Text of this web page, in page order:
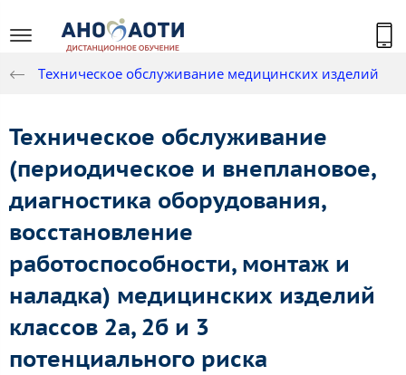
Техническое обслуживание медицинских изделий
Техническое обслуживание
(периодическое и внеплановое,
диагностика оборудования,
восстановление
работоспособности, монтаж и
наладка) медицинских изделий
классов 2а, 2б и 3
потенциального риска